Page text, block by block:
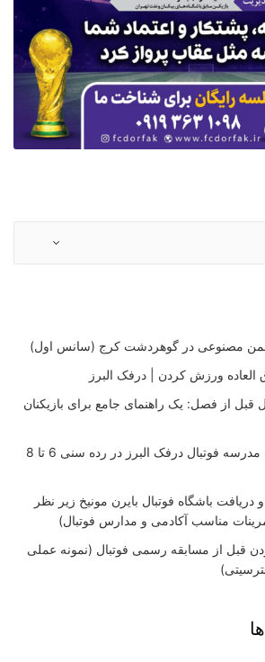
مصنوعی در گوهردشت کرج (سانس اول)
قبل از فصل: یک راهنمای جامع برای بازیکنان
ثبت نام آنلاین مدرسه فوتبال درفک البرز در رده سنی 6 تا 8
دریافت باشگاه فوتبال بایرن مونیخ زیر نظر
مناسب آکادمی و مدارس فوتبال)
قبل از مسابقه رسمی فوتبال (نمونه عملی